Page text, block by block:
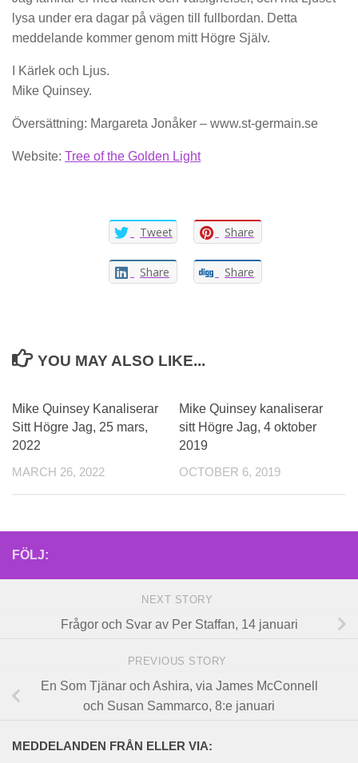
lysa under era dagar på vägen till fullbordan. Detta
meddelande kommer genom mitt Högre Själv.
I Kärlek och Ljus.
Mike Quinsey.
Översättning: Margareta Jonåker – www.st-germain.se
Website: Tree of the Golden Light
Tweet Share
Share Share
YOU MAY ALSO LIKE...
Mike Quinsey Kanaliserar
Sitt Högre Jag, 25 mars,
2022
MARCH 26, 2022
Mike Quinsey kanaliserar
sitt Högre Jag, 4 oktober
2019
OCTOBER 6, 2019
FÖLJ:
NEXT STORY
Frågor och Svar av Per Staffan, 14 januari
PREVIOUS STORY
En Som Tjänar och Ashira, via James McConnell
och Susan Sammarco, 8:e januari
MEDDELANDEN FRÅN ELLER VIA: